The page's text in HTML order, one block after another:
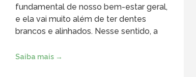
fundamental de nosso bem-estar geral,
e ela vai muito além de ter dentes
brancos e alinhados. Nesse sentido, a
Saiba mais →